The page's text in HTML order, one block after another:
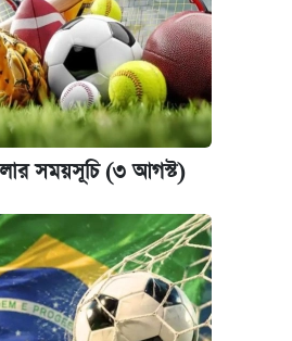
সময়সূচি (৩ আগস্ট)